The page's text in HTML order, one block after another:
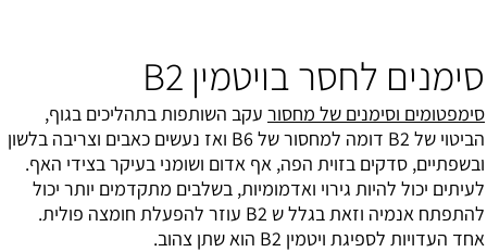
סימנים לחסר בויטמין B2
סימפטומים וסימנים של מחסור עקב השותפות בתהליכים בגוף,
הביטוי של B2 דומה למחסור של B6 ואז נעשים כאבים וצריבה בלשון
ובשפתיים, סדקים בזוית הפה, אף אדום ושומני בעיקר בצידי האף.
לעיתים יכול להיות גירוי ואדמומיות, בשלבים מתקדמים יותר יכול
להתפתח אנמיה וזאת בגלל ש B2 עוזר להפעלת חומצה פולית.
אחד העדויות לספיגת ויטמין B2 הוא שתן צהוב.